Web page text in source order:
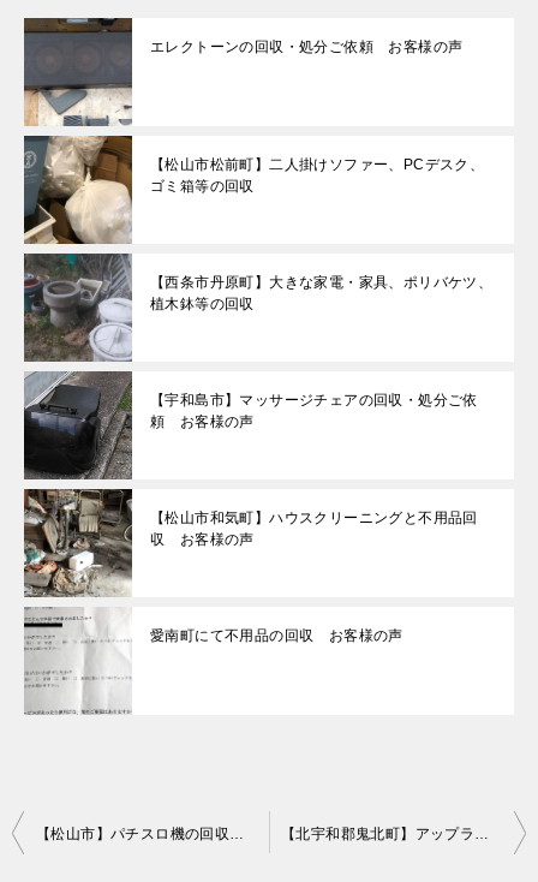
エレクトーンの回収・処分ご依頼 お客様の声
【松山市松前町】二人掛けソファー、PCデスク、
ゴミ箱等の回収
【西条市丹原町】大きな家電・家具、ポリバケツ、
植木鉢等の回収
【宇和島市】マッサージチェアの回収・処分ご依
頼 お客様の声
【松山市和気町】ハウスクリーニングと不用品回
収 お客様の声
愛南町にて不用品の回収 お客様の声
投
【松山市】パチスロ機の回収・処分ご依頼 お客様の声 【北宇和郡鬼北町】アップライトピアノの回収・処分ご依頼